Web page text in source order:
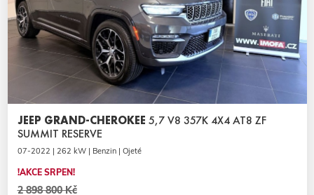
JEEP GRAND-CHEROKEE 5,7 V8 357K 4X4 AT8 ZF
SUMMIT RESERVE
07-2022 | 262 kW | Benzin | Ojeté
!AKCE SRPEN!
2 898 800 Kč